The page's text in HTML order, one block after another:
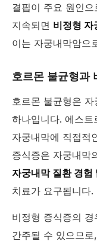
결핍이 주요 원인
지속되면 비정형 자
이는 자궁내막암으
호르몬 불균형과
호르몬 불균형은
하나입니다. 에스
자궁내막에 직접적
증식증은 자궁내막
자궁내막 질환 경험
치료가 요구됩니다.
비정형 증식증의
간주될 수 있으므